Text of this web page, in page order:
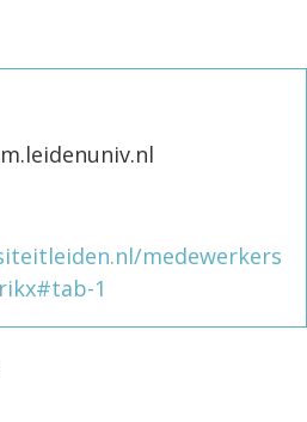
medewerkers
1